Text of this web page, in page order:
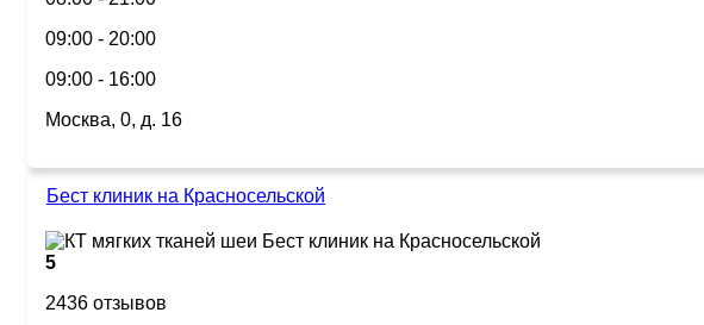
09:00 - 20:00
09:00 - 16:00
Москва, 0, д. 16
Бест клиник на Красносельской
5
2436 отзывов